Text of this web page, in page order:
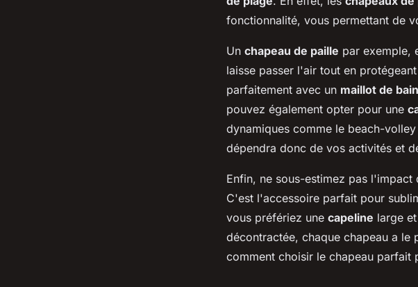
fonctionnalité, vous permettant de
Un chapeau de paille par exemple,
laisse passer l'air tout en
parfaitement avec un maillot de bain
pouvez également opter pour une
dynamiques comme le beach-
dépendra donc de vos activités et
Enfin, ne sous-estimez pas l'impact
C'est l'accessoire parfait pour
vous préfériez une capeline large
décontractée, chaque chapeau a
comment choisir le chapeau parfait